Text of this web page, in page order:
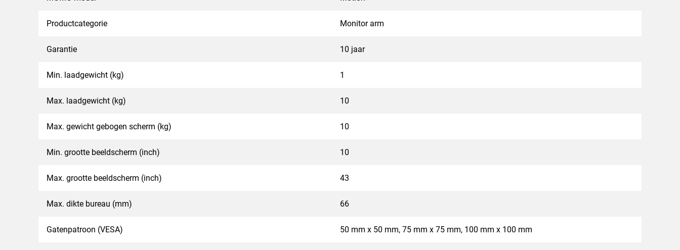
Kortom, met MOMO 4138 til je het werkcomfort naar een hoger niveau en zorg je
overal werkt.
Vogel’s. For Sure.
Productcategorie Monitor arm
Garantie 10 jaar
Min. laadgewicht (kg) 1
Max. laadgewicht (kg) 10
Max. gewicht gebogen scherm (kg) 10
Min. grootte beeldscherm (inch) 10
Max. grootte beeldscherm (inch) 43
Max. dikte bureau (mm) 66
Gatenpatroon (VESA) 50 mm x 50 mm, 75 mm x 75 mm, 100 mm x 100 mm